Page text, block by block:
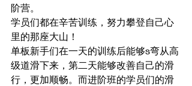
阶营。
学员们都在辛苦训练，努力攀登自己心
里的那座大山！
单板新手们在一天的训练后能够s弯从高
级道滑下来，第二天能够改善自己的滑
行，更加顺畅。而进阶班的学员们的滑